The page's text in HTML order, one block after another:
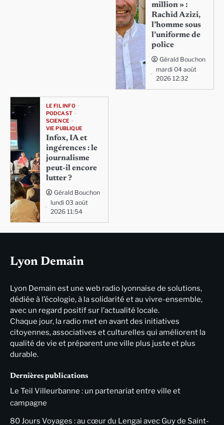
million » :
Rachid Azizi,
l’homme sous
l’uniforme de
police
Gérald Bouchon
mardi 04 août
2026 12:32
LE FIL INFO
PODCAST
SCIENCE
VIE PUBLIQUE
Infox, IA et
ingérences : le
journalisme
peut-il encore
lutter ?
Gérald Bouchon
lundi 03 août
2026 11:54
Lyon Demain
Lyon Demain est une web radio lyonnaise de solutions,
dédiée à l’écologie, à la solidarité et au vivre-ensemble,
avec un regard positif sur l’actualité locale.
Chaque jour, la radio met en avant des initiatives
citoyennes, associatives et culturelles qui améliorent la
qualité de vie et préparent une ville plus juste et plus
durable.
Dernières publications
Le Teil Villeurbanne : un partenariat entre ville et
campagne
80 Jours Voyages : au cœur du Lengai avec Guy de Saint-